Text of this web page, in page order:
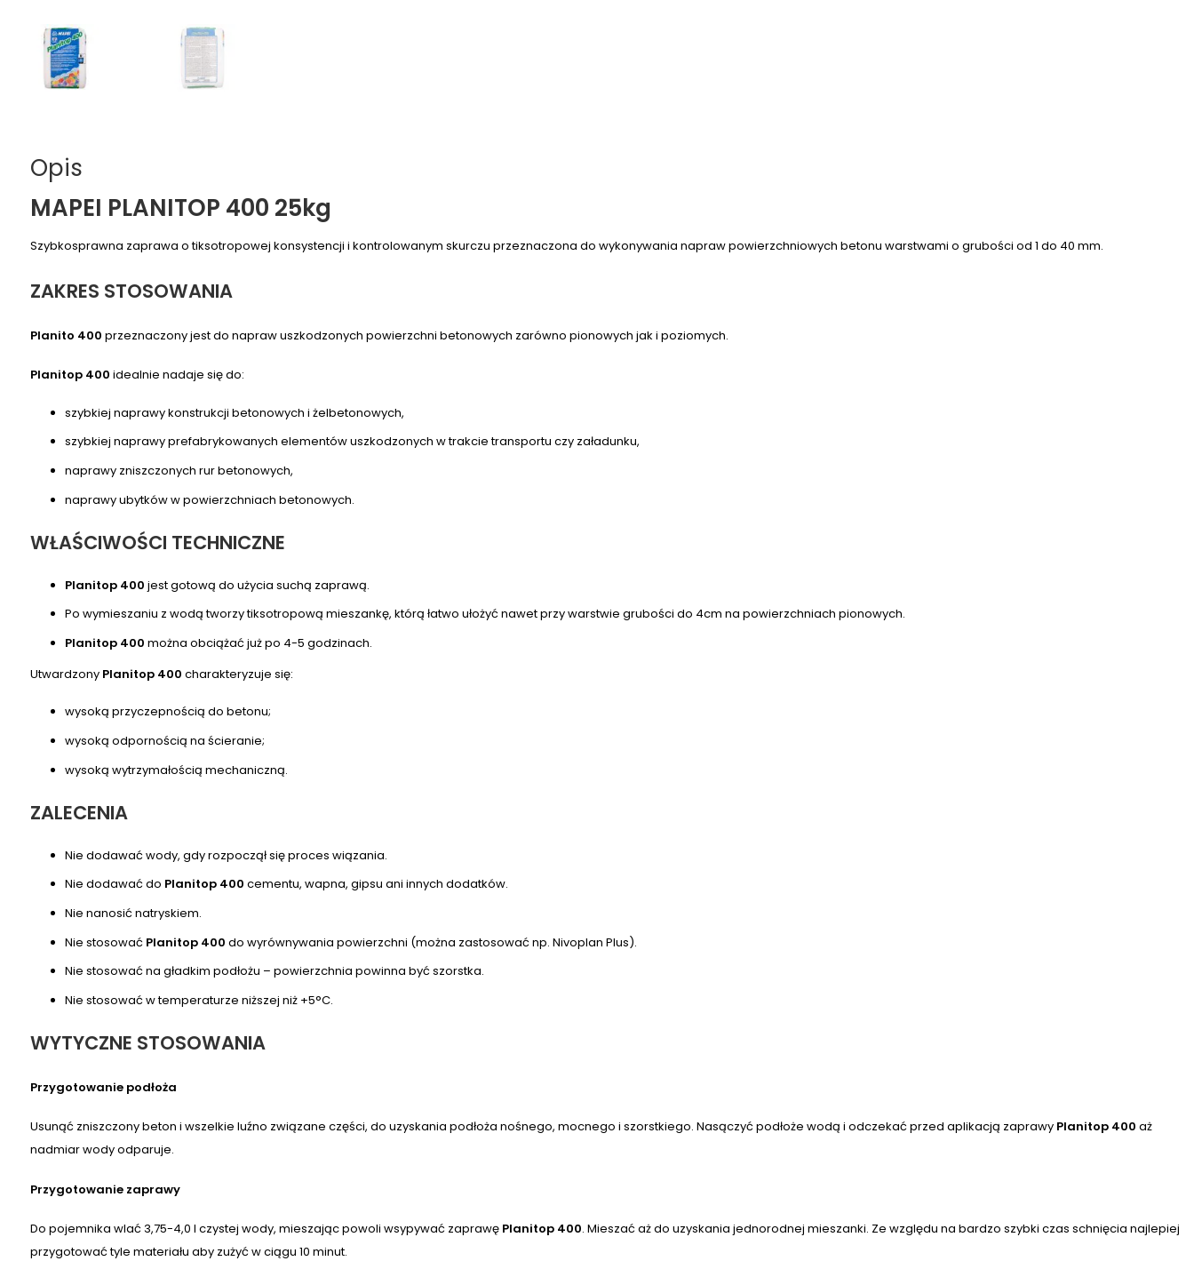
Opis
MAPEI PLANITOP 400 25kg
Szybkosprawna zaprawa o tiksotropowej konsystencji i kontrolowanym skurczu przeznaczona do wykonywania napraw powierzchniowych betonu warstwami o grubości od 1 do 40 mm.
ZAKRES STOSOWANIA
Planito 400 przeznaczony jest do napraw uszkodzonych powierzchni betonowych zarówno pionowych jak i poziomych.
Planitop 400 idealnie nadaje się do:
szybkiej naprawy konstrukcji betonowych i żelbetonowych,
szybkiej naprawy prefabrykowanych elementów uszkodzonych w trakcie transportu czy załadunku,
naprawy zniszczonych rur betonowych,
naprawy ubytków w powierzchniach betonowych.
WŁAŚCIWOŚCI TECHNICZNE
Planitop 400 jest gotową do użycia suchą zaprawą.
Po wymieszaniu z wodą tworzy tiksotropową mieszankę, którą łatwo ułożyć nawet przy warstwie grubości do 4cm na powierzchniach pionowych.
Planitop 400 można obciążać już po 4-5 godzinach.
Utwardzony Planitop 400 charakteryzuje się:
wysoką przyczepnością do betonu;
wysoką odpornością na ścieranie;
wysoką wytrzymałością mechaniczną.
ZALECENIA
Nie dodawać wody, gdy rozpoczął się proces wiązania.
Nie dodawać do Planitop 400 cementu, wapna, gipsu ani innych dodatków.
Nie nanosić natryskiem.
Nie stosować Planitop 400 do wyrównywania powierzchni (można zastosować np. Nivoplan Plus).
Nie stosować na gładkim podłożu – powierzchnia powinna być szorstka.
Nie stosować w temperaturze niższej niż +5°C.
WYTYCZNE STOSOWANIA
Przygotowanie podłoża
Usunąć zniszczony beton i wszelkie luźno związane części, do uzyskania podłoża nośnego, mocnego i szorstkiego. Nasączyć podłoże wodą i odczekać przed aplikacją zaprawy Planitop 400 aż
nadmiar wody odparuje.
Przygotowanie zaprawy
Do pojemnika wlać 3,75-4,0 l czystej wody, mieszając powoli wsypywać zaprawę Planitop 400. Mieszać aż do uzyskania jednorodnej mieszanki. Ze względu na bardzo szybki czas schnięcia najlepiej
przygotować tyle materiału aby zużyć w ciągu 10 minut.